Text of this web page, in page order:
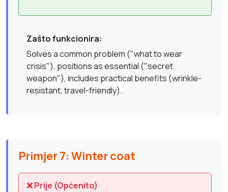
Zašto funkcionira:
Solves a common problem ("what to wear
crisis"), positions as essential ("secret
weapon"), includes practical benefits (wrinkle-
resistant, travel-friendly).
Primjer 7: Winter coat
❌ Prije (Općenito)